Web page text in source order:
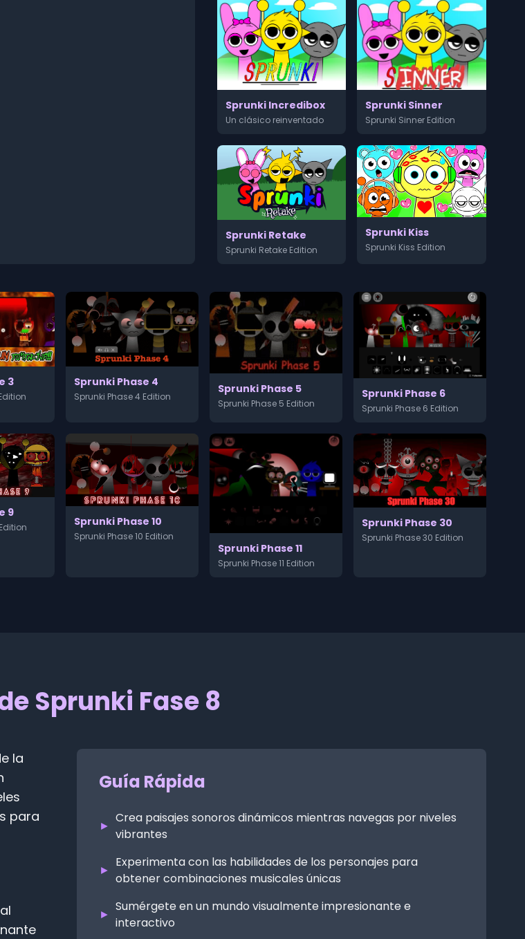
Sprunki Incredibox
Un clásico reinventado
Sprunki Sinner
Sprunki Sinner Edition
Sprunki Retake
Sprunki Retake Edition
Sprunki Kiss
Sprunki Kiss Edition
3 Sprunki Phase 4
Sprunki Phase 4 Edition
Sprunki Phase 5
Sprunki Phase 5 Edition
Sprunki Phase 6
Sprunki Phase 6 Edition
9
Sprunki Phase 10
Sprunki Phase 10 Edition
Sprunki Phase 11
Sprunki Phase 11 Edition
Sprunki Phase 30
Sprunki Phase 30 Edition
Sprunki Fase 8
la
para
Guía Rápida
►
Crea paisajes sonoros dinámicos mientras navegas por niveles
vibrantes
►
Experimenta con las habilidades de los personajes para
obtener combinaciones musicales únicas
►
Sumérgete en un mundo visualmente impresionante e
interactivo